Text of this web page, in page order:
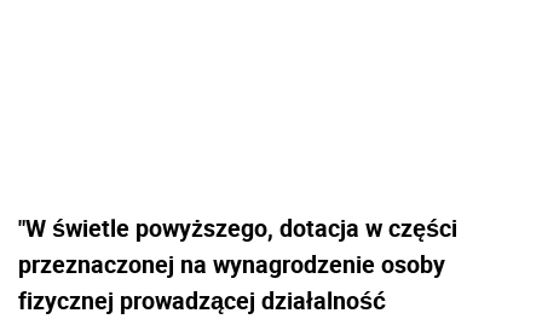
"W świetle powyższego, dotacja w części
przeznaczonej na wynagrodzenie osoby
fizycznej prowadzącej działalność